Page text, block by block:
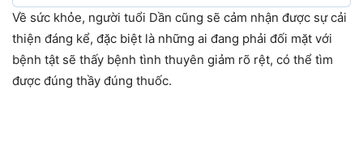
Về sức khỏe, người tuổi Dần cũng sẽ cảm nhận được sự cải
thiện đáng kể, đặc biệt là những ai đang phải đối mặt với
bệnh tật sẽ thấy bệnh tình thuyên giảm rõ rệt, có thể tìm
được đúng thầy đúng thuốc.